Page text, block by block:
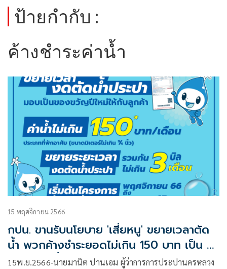
ป้ายกำกับ :
ค้างชำระค่าน้ำ
15 พฤศจิกายน 2566
กปน. ขานรับนโยบาย 'เสี่ยหนู' ขยายเวลาตัด
น้ำ พวกค้างชำระยอดไม่เกิน 150 บาท เป็น 3
เดือน เริ่มตั้งแต่บิลเดือนพ.ย.
15พ.ย.2566-นายมานิต ปานเอม ผู้ว่าการการประปานครหลวง